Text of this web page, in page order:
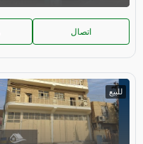
اتصال
للبيع